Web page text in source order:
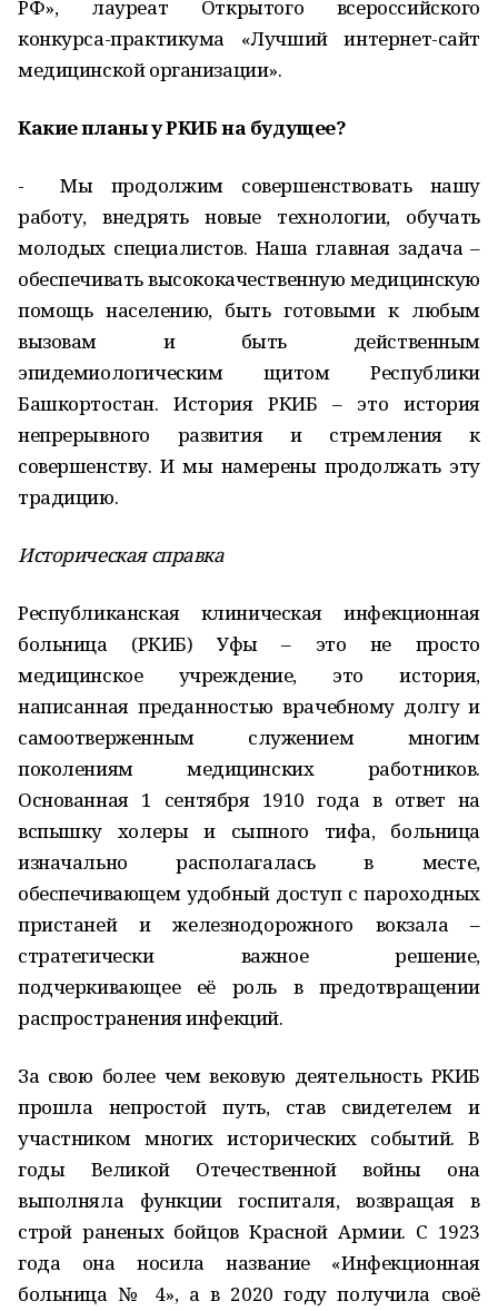
РФ», лауреат Открытого всероссийского
конкурса-практикума «Лучший интернет-сайт
медицинской организации».
Какие планы у РКИБ на будущее?
- Мы продолжим совершенствовать нашу
работу, внедрять новые технологии, обучать
молодых специалистов. Наша главная задача –
обеспечивать высококачественную медицинскую
помощь населению, быть готовыми к любым
вызовам и быть действенным
эпидемиологическим щитом Республики
Башкортостан. История РКИБ – это история
непрерывного развития и стремления к
совершенству. И мы намерены продолжать эту
традицию.
Историческая справка
Республиканская клиническая инфекционная
больница (РКИБ) Уфы – это не просто
медицинское учреждение, это история,
написанная преданностью врачебному долгу и
самоотверженным служением многим
поколениям медицинских работников.
Основанная 1 сентября 1910 года в ответ на
вспышку холеры и сыпного тифа, больница
изначально располагалась в месте,
обеспечивающем удобный доступ с пароходных
пристаней и железнодорожного вокзала –
стратегически важное решение,
подчеркивающее её роль в предотвращении
распространения инфекций.
За свою более чем вековую деятельность РКИБ
прошла непростой путь, став свидетелем и
участником многих исторических событий. В
годы Великой Отечественной войны она
выполняла функции госпиталя, возвращая в
строй раненых бойцов Красной Армии. С 1923
года она носила название «Инфекционная
больница № 4», а в 2020 году получила своё